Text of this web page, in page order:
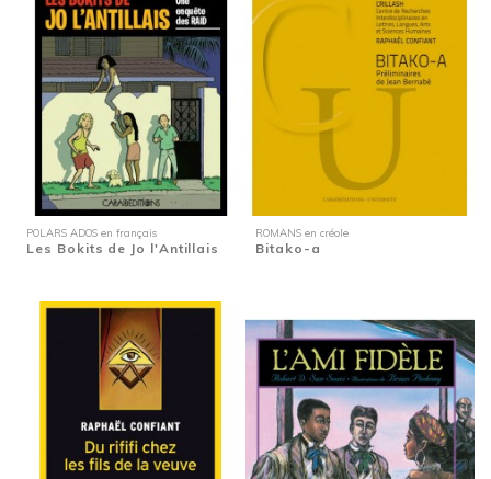
POLARS ADOS en français
Les Bokits de Jo l'Antillais
ROMANS en créole
Bitako-a